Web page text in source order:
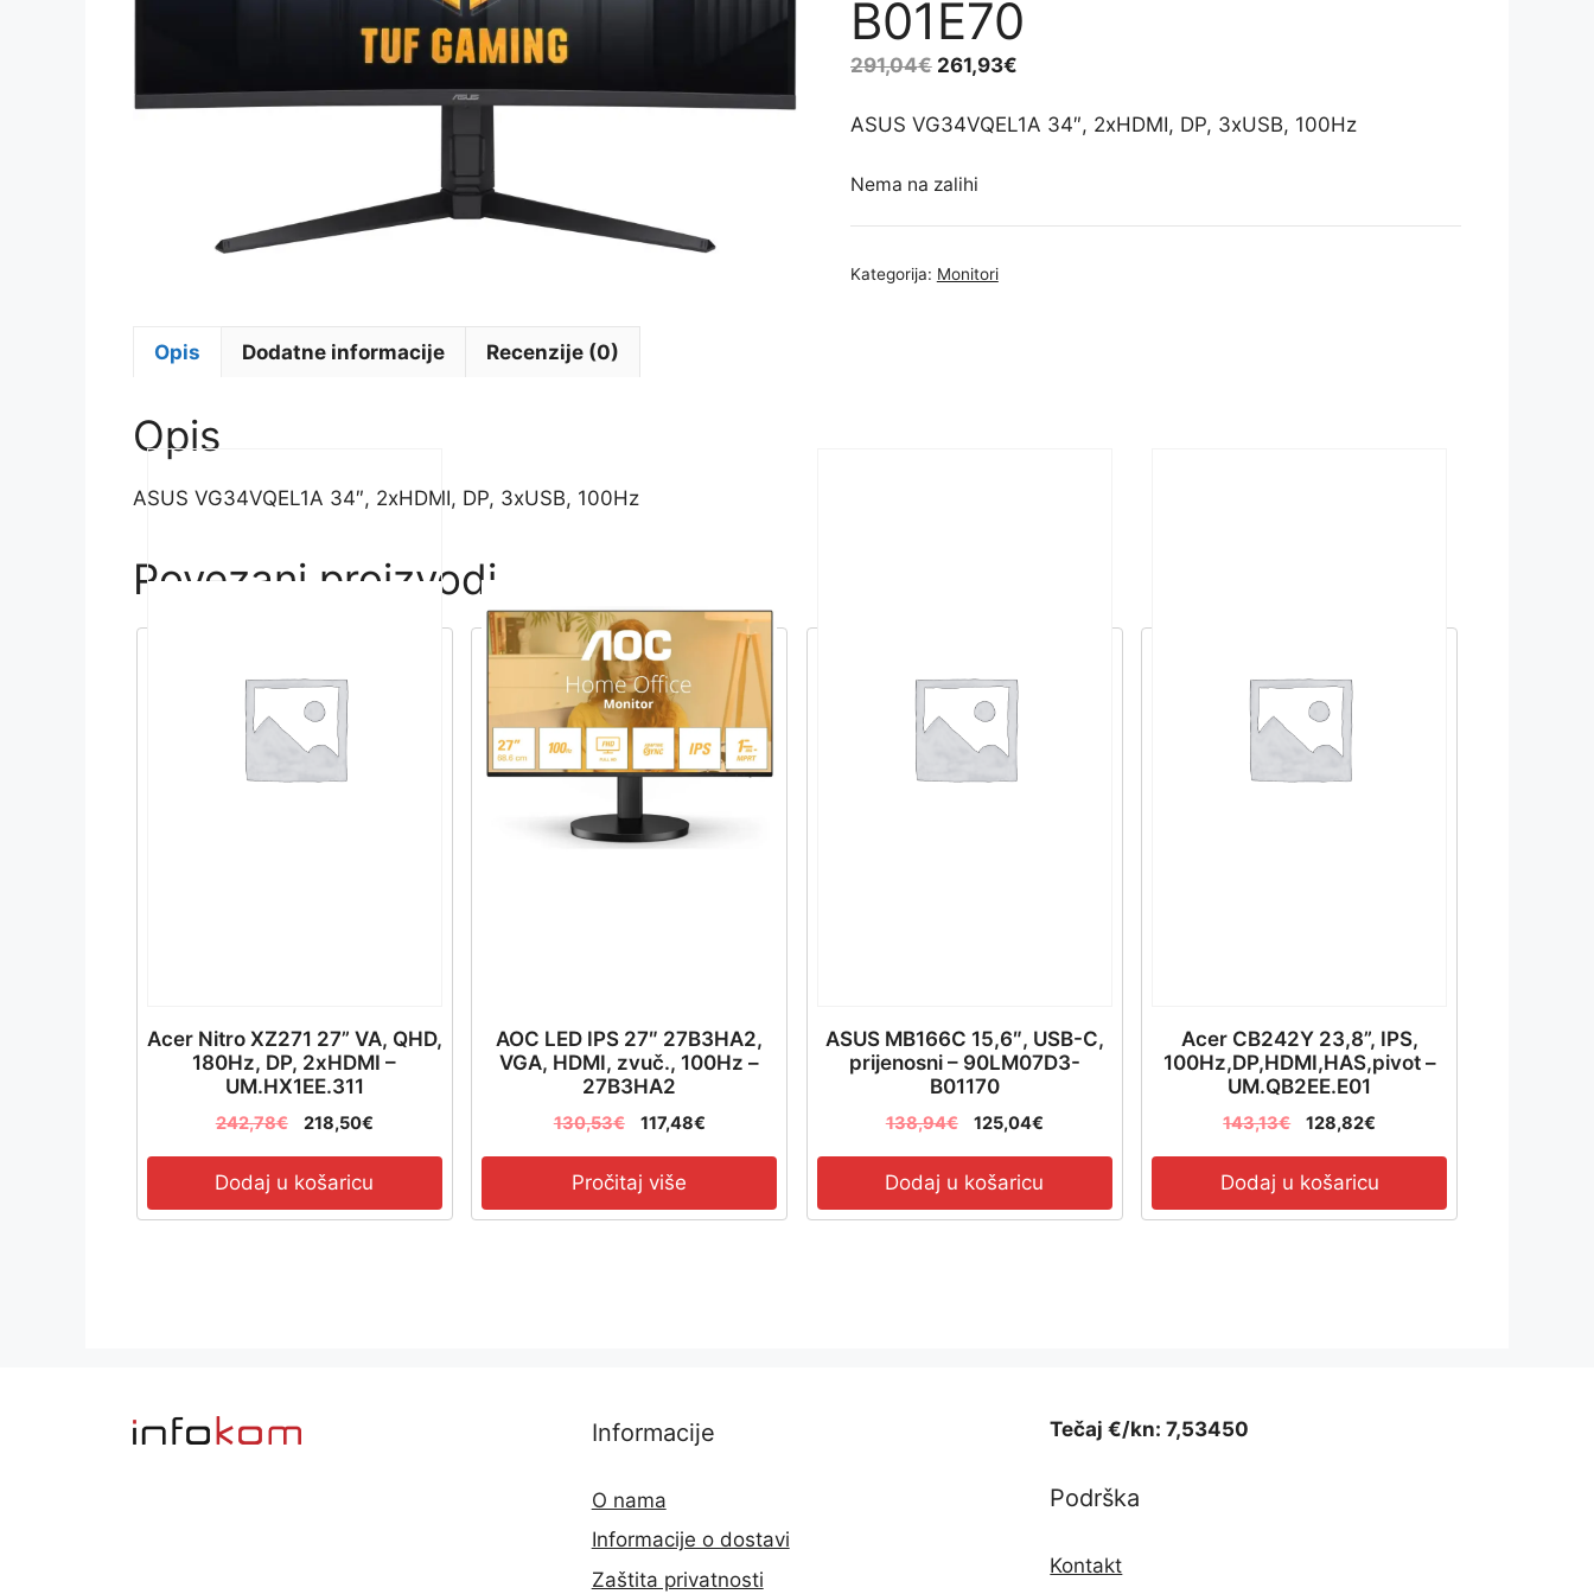
B01E70
291,04€ 261,93€
ASUS VG34VQEL1A 34″, 2xHDMI, DP, 3xUSB, 100Hz
Nema na zalihi
Kategorija: Monitori
Opis Dodatne informacije Recenzije (0)
Opis
ASUS VG34VQEL1A 34″, 2xHDMI, DP, 3xUSB, 100Hz
Povezani proizvodi
Acer Nitro XZ271 27” VA, QHD,
180Hz, DP, 2xHDMI –
UM.HX1EE.311
242,78€ 218,50€
Dodaj u košaricu
AOC LED IPS 27″ 27B3HA2,
VGA, HDMI, zvuč., 100Hz –
27B3HA2
130,53€ 117,48€
Pročitaj više
ASUS MB166C 15,6″, USB-C,
prijenosni – 90LM07D3-
B01170
138,94€ 125,04€
Dodaj u košaricu
Acer CB242Y 23,8”, IPS,
100Hz,DP,HDMI,HAS,pivot –
UM.QB2EE.E01
143,13€ 128,82€
Dodaj u košaricu
Informacije
O nama
Informacije o dostavi
Zaštita privatnosti
Tečaj €/kn: 7,53450
Podrška
Kontakt